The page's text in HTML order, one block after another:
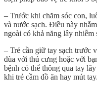
– Trước khi chăm sóc con,
và nước sạch. Điều này
ngoài có khả năng lây nhiễm
– Trẻ cần giữ tay sạch trước
đùa với thú cưng hoặc với
bệnh có thể thông qua tay
khi trẻ cầm đồ ăn hay mút tay.